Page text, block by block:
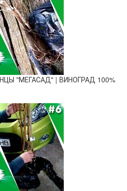
"МЕГАСАД" | ВИНОГРАД 100%